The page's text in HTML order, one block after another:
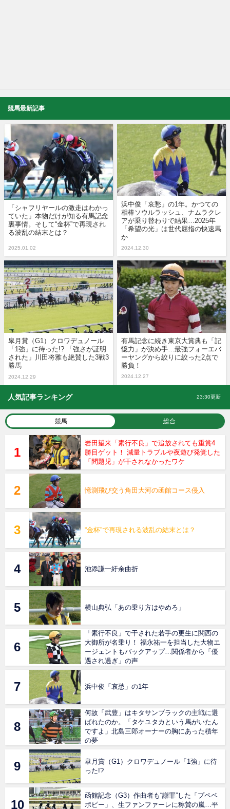
競馬最新記事
「シャフリヤールの激走はわかっ
ていた」本物だけが知る有馬記念
裏事情。そして“金杯”で再現され
る波乱の結末とは？
2025.01.02
浜中俊「哀愁」の1年。かつての
相棒ソウルラッシュ、ナムラクレ
アが乗り替わりで結果…2025年
「希望の光」は世代屈指の快速馬
か
2024.12.30
皐月賞（G1）クロワデュノール
「1強」に待った!? 「強さが証明
された」川田将雅も絶賛した3戦3
勝馬
2024.12.29
有馬記念に続き東京大賞典も「記
憶力」が決め手…最強フォーエバ
ーヤングから絞りに絞った2点で
勝負！
2024.12.27
人気記事ランキング 23:30更新
競馬 総合
岩田望来「素行不良」で追放されても重賞4
勝目ゲット！ 減量トラブルや夜遊び発覚した
「問題児」が干されなかったワケ
憶測飛び交う角田大河の函館コース侵入
“金杯”で再現される波乱の結末とは？
池添謙一紆余曲折
横山典弘「あの乗り方はやめろ」
「素行不良」で干された若手の更生に関西の
大御所が名乗り！ 福永祐一を担当した大物エ
ージェントもバックアップ…関係者から「優
遇され過ぎ」の声
浜中俊「哀愁」の1年
何故「武豊」はキタサンブラックの主戦に選
ばれたのか。「タケユタカという馬がいたん
ですよ」北島三郎オーナーの胸にあった積年
の夢
皐月賞（G1）クロワデュノール「1強」に待
った!?
函館記念（G3）作曲者も“謝罪”した「プペペ
ポピー」、生ファンファーレに称賛の嵐…平